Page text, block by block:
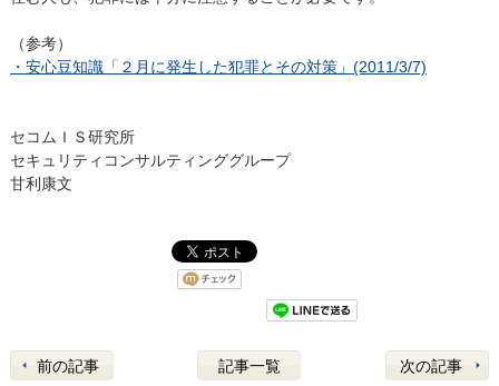
（参考）
・安心豆知識「２月に発生した犯罪とその対策」(2011/3/7)
セコムＩＳ研究所
セキュリティコンサルティンググループ
甘利康文
前の記事 記事一覧 次の記事